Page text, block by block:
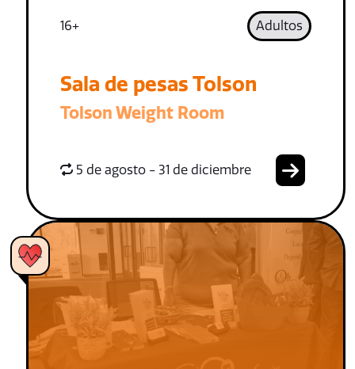
16+ Adultos
Sala de pesas Tolson
Tolson Weight Room
5 de agosto - 31 de diciembre